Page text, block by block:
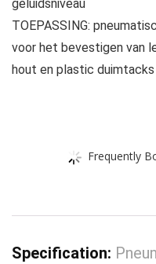
geluidsniveau
TOEPASSING:
voor het bevestigen van
hout en plastic duimtacks
Frequently
Specification: